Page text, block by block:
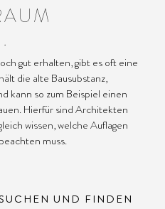
gut erhalten, gibt es oft eine
die alte Bausubstanz,
kann so zum Beispiel einen
Hierfür sind Architekten
wissen, welche Auflagen
muss.
UND FINDEN